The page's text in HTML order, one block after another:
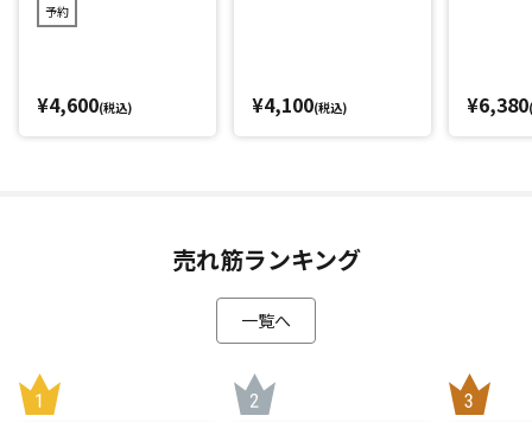
汗や皮脂などでも落ちにくいウオータープルーフタイプ(化粧
様々な肌トーンに合うカラー＆肌悩みもカバー
その秘密は配合された「8色の偏光パウダー」。肌色をコント
ロールし、悩みを自然にカバー。お肌に透明感や輝きを与え
キレイに見せてくれます。(※メーキャップ効果による)
ツヤ肌を目指しました。
予約
¥4,600(税込) ¥4,100(税込) ¥6,380
売れ筋ランキング
一覧へ